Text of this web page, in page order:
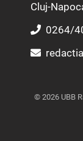
Cluj-
0264/
© 2026 UBB